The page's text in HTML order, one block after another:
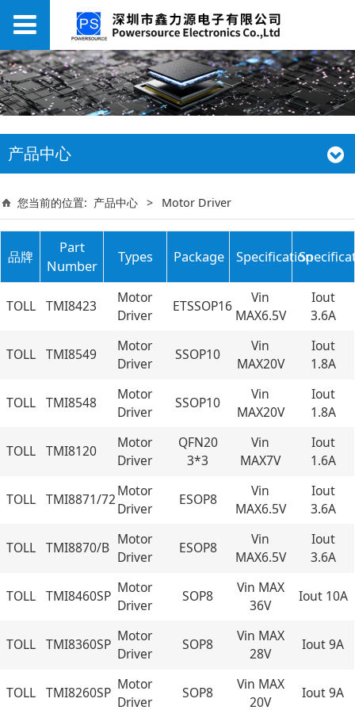
产品中心
您当前的位置: 产品中心 > Motor Driver
品牌
Part
Number
Types Package Specification
TOLL TMI8423
Motor
Driver
ETSSOP16
Vin
MAX6.5V
Iout
3.6A
TOLL TMI8549
Motor
Driver
SSOP10
Vin
MAX20V
Iout
1.8A
TOLL TMI8548
Motor
Driver
SSOP10
Vin
MAX20V
Iout
1.8A
TOLL TMI8120
Motor
Driver
QFN20
3*3
Vin
MAX7V
Iout
1.6A
TOLL TMI8871/72Motor
Driver
ESOP8
Vin
MAX6.5V
Iout
3.6A
TOLL TMI8870/B Motor
Driver
ESOP8
Vin
MAX6.5V
Iout
3.6A
TOLL TMI8460SP Motor
Driver
SOP8
Vin MAX
36V
Iout 10A
TOLL TMI8360SP Motor
Driver
SOP8
Vin MAX
28V
Iout 9A
TOLL TMI8260SP Motor
Driver
SOP8
Vin MAX
20V
Iout 9A